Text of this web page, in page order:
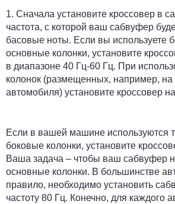
1. Сначала установите кроссовер в
частота, с которой ваш сабвуфер
басовые ноты. Если вы используете
основные колонки, установите
в диапазоне 40 Гц-60 Гц. При
колонок (размещенных, например, на
автомобиля) установите кроссовер
Если в вашей машине используются
боковые колонки, установите
Ваша задача – чтобы ваш сабвуфер
основные колонки. В большинстве
правило, необходимо установить
частоту 80 Гц. Конечно, для каждого